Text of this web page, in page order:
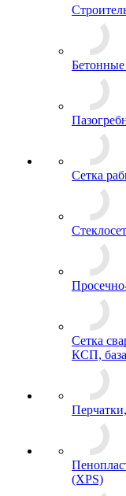
Сетка
Сетка
КСП,
(XPS)